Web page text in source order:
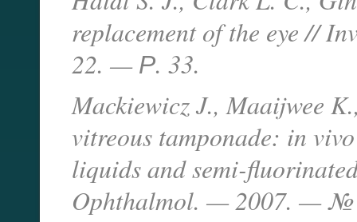
replacement of the eye //
22. — Р. 33.
Mackiewicz J., Maaijwee
vitreous tamponade: in
liquids and semi-
Ophthalmol. — 2007. —